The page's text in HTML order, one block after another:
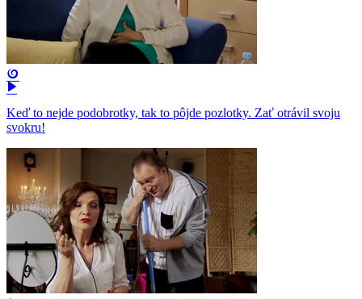
Keď to nejde podobrotky, tak to pôjde pozlotky. Zať otrávil svoju
svokru!